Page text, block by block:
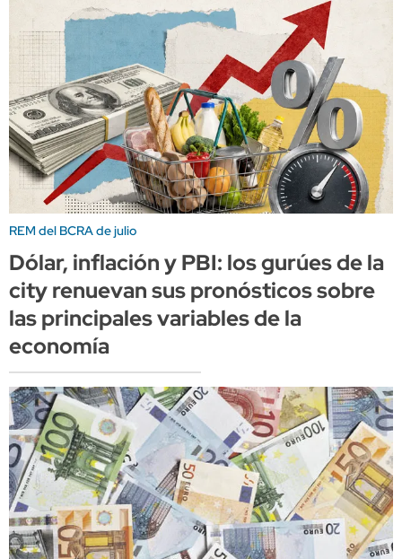
REM del BCRA de julio
Dólar, inflación y PBI: los gurúes de la
city renuevan sus pronósticos sobre
las principales variables de la
economía